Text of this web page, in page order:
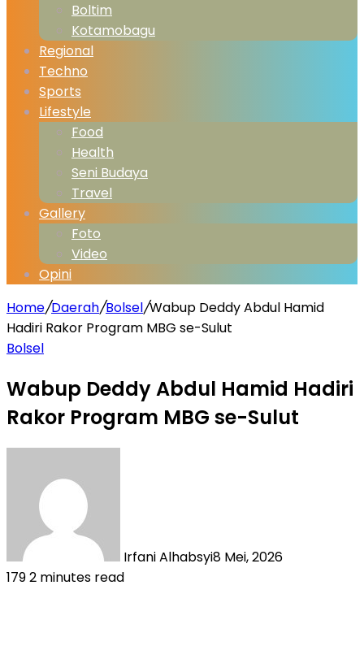
Boltim
Kotamobagu
Regional
Techno
Sports
Lifestyle
Food
Health
Seni Budaya
Travel
Gallery
Foto
Video
Opini
Home/Daerah/Bolsel/Wabup Deddy Abdul Hamid
Hadiri Rakor Program MBG se-Sulut
Bolsel
Wabup Deddy Abdul Hamid Hadiri
Rakor Program MBG se-Sulut
Irfani Alhabsyi8 Mei, 2026
1792 minutes read